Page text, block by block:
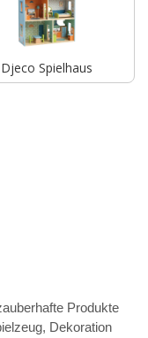
Djeco Spielhaus
Produkte
Dekoration